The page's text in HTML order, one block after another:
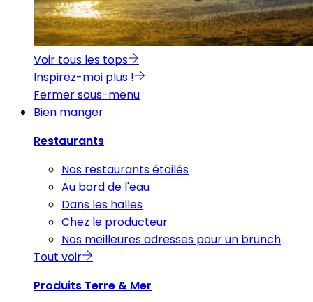
Voir tous les tops
Inspirez-moi plus !
Fermer sous-menu
Bien manger
Restaurants
Nos restaurants étoilés
Au bord de l'eau
Dans les halles
Chez le producteur
Nos meilleures adresses pour un brunch
Tout voir
Produits Terre & Mer